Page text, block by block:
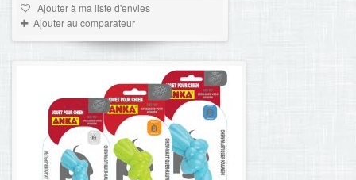
Ajouter à ma liste d'envies
Ajouter au comparateur